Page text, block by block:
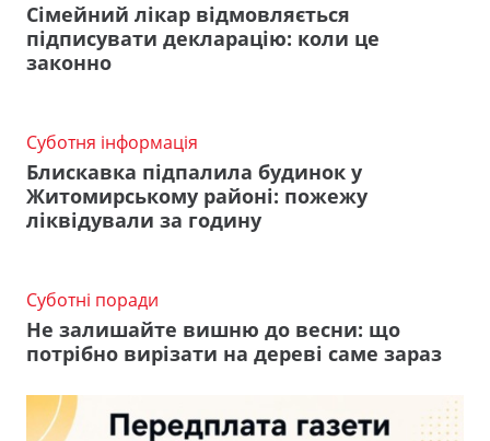
Сімейний лікар відмовляється
підписувати декларацію: коли це
законно
Суботня інформація
Блискавка підпалила будинок у
Житомирському районі: пожежу
ліквідували за годину
Суботні поради
Не залишайте вишню до весни: що
потрібно вирізати на дереві саме зараз